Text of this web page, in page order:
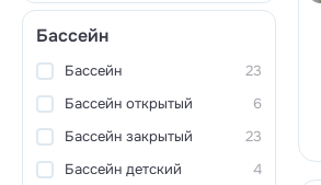
Бассейн
Бассейн
23
Бассейн открытый
6
Бассейн закрытый
23
Бассейн детский
4